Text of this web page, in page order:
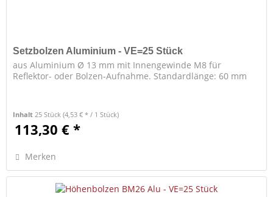
Setzbolzen Aluminium - VE=25 Stück
aus Aluminium Ø 13 mm mit Innengewinde M8 für
Reflektor- oder Bolzen-Aufnahme. Standardlänge: 60 mm
Inhalt25 Stück(4,53 € * / 1 Stück)
113,30 € *
Merken